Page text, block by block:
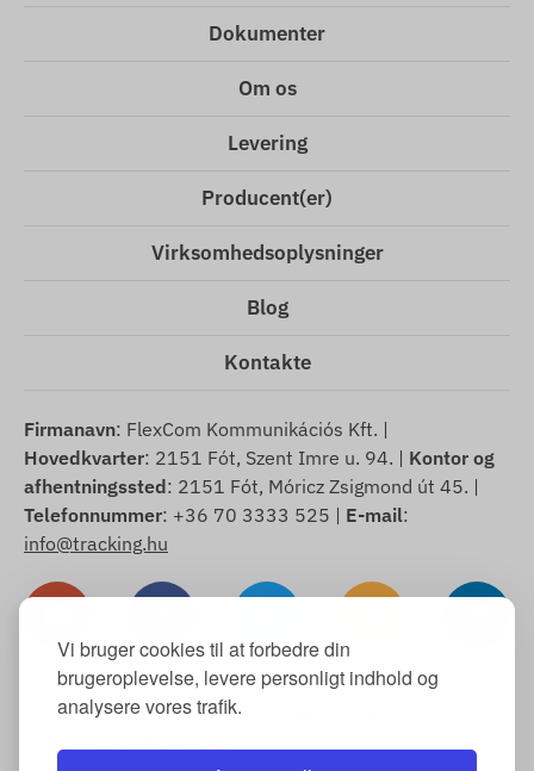
Vi bruger cookies til at forbedre din
brugeroplevelse, levere personligt indhold og
analysere vores trafik.
Dokumenter
Om os
Levering
Producent(er)
Virksomhedsoplysninger
Blog
Kontakte
Firmanavn: FlexCom Kommunikációs Kft. |
Hovedkvarter: 2151 Fót, Szent Imre u. 94. | Kontor og
afhentningssted: 2151 Fót, Móricz Zsigmond út 45. |
Telefonnummer: +36 70 3333 525 | E-mail:
info@tracking.hu
Ophavsret © 2025 FlexCom Communications Ltd., Alle